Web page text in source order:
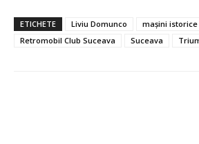
ETICHETE Liviu Domunco mașini istorice
Retromobil Club Suceava
Suceava